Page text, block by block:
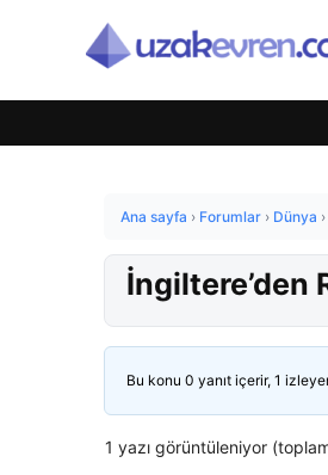
Ana sayfa › Forumlar › Dünya ›
İngiltere’den
Bu konu 0 yanıt içerir, 1
1 yazı görüntüleniyor